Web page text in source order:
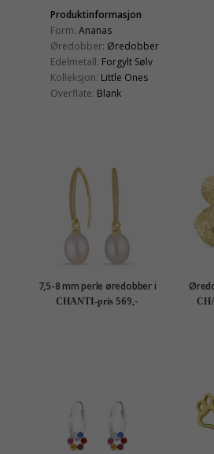
Produktinformasjon
Form: Ananas
Øredobber: Øredobber
Edelmetall: Forgylt Sølv
Kolleksjon: Little Ones
Overflate: Blank
7,5-8 mm perle øredobber i
forgylt sølv
CHANTI-pris 569,-